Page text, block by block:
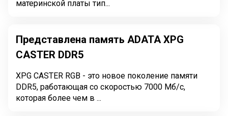
материнской платы тип...
Представлена память ADATA XPG
CASTER DDR5
XPG CASTER RGB - это новое поколение памяти
DDR5, работающая со скоростью 7000 Мб/с,
которая более чем в ...